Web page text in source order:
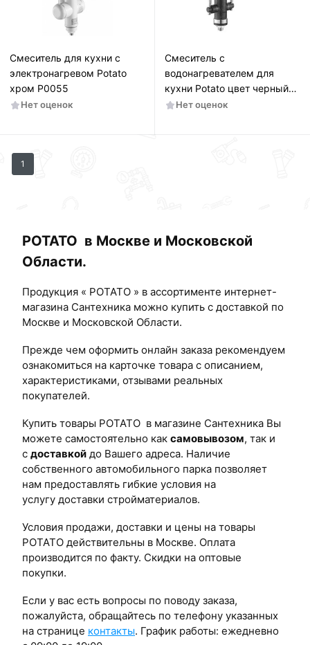
Смеситель для кухни с
электронагревом Potato
хром P0055
Нет оценок
Смеситель с
водонагревателем для
кухни Potato цвет черный
P0058-6
Нет оценок
1
РОТАТО в Москве и Московской
Области.
Продукция « РОТАТО » в ассортименте интернет-
магазина Сантехника можно купить с доставкой по
Москве и Московской Области.
Прежде чем оформить онлайн заказа рекомендуем
ознакомиться на карточке товара с описанием,
характеристиками, отзывами реальных
покупателей.
Купить товары РОТАТО в магазине Сантехника Вы
можете самостоятельно как самовывозом, так и
с доставкой до Вашего адреса. Наличие
собственного автомобильного парка позволяет
нам предоставлять гибкие условия на
услугу доставки стройматериалов.
Условия продажи, доставки и цены на товары
РОТАТО действительны в Москве. Оплата
производится по факту. Скидки на оптовые
покупки.
Если у вас есть вопросы по поводу заказа,
пожалуйста, обращайтесь по телефону указанных
на странице контакты. График работы: ежедневно